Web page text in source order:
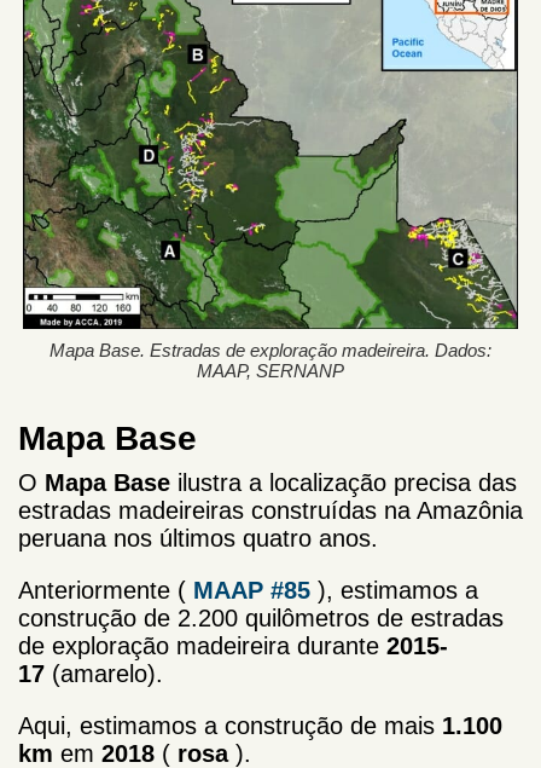
Mapa Base. Estradas de exploração madeireira. Dados:
MAAP, SERNANP
Mapa Base
O Mapa Base ilustra a localização precisa das
estradas madeireiras construídas na Amazônia
peruana nos últimos quatro anos.
Anteriormente ( MAAP #85 ), estimamos a
construção de 2.200 quilômetros de estradas
de exploração madeireira durante 2015-
17 (amarelo).
Aqui, estimamos a construção de mais 1.100
km em 2018 ( rosa).